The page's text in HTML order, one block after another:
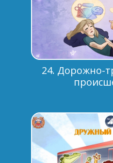
24. Дорожно-